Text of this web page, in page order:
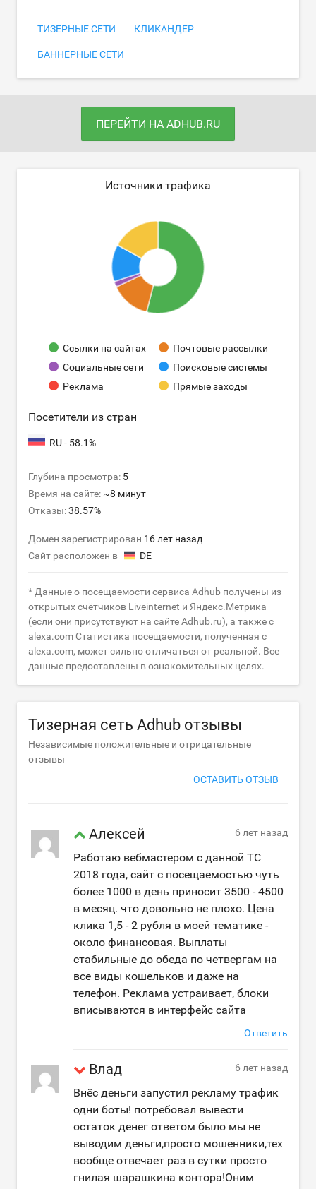
ТИЗЕРНЫЕ СЕТИ КЛИКАНДЕР
БАННЕРНЫЕ СЕТИ
ПЕРЕЙТИ НА ADHUB.RU
Источники трафика
Ссылки на сайтах
Почтовые рассылки
Социальные сети
Поисковые системы
Реклама
Прямые заходы
Посетители из стран
RU - 58.1%
Глубина просмотра: 5
Время на сайте: ~8 минут
Отказы:38.57%
Домен зарегистрирован 16 лет назад
Сайт расположен в
DE
* Данные о посещаемости сервиса Adhub получены из
открытых счётчиков Liveinternet и Яндекс.Метрика
(если они присутствуют на сайте Adhub.ru), а также с
alexa.com Статистика посещаемости, полученная с
alexa.com, может сильно отличаться от реальной. Все
данные предоставлены в ознакомительных целях.
Тизерная сеть Adhub отзывы
Независимые положительные и отрицательные
отзывы
ОСТАВИТЬ ОТЗЫВ
Алексей 6 лет назад
Работаю вебмастером с данной ТС
2018 года, сайт с посещаемостью чуть
более 1000 в день приносит 3500 - 4500
в месяц. что довольно не плохо. Цена
клика 1,5 - 2 рубля в моей тематике -
около финансовая. Выплаты
стабильные до обеда по четвергам на
все виды кошельков и даже на
телефон. Реклама устраивает, блоки
вписываются в интерфейс сайта
Ответить
Влад 6 лет назад
Внёс деньги запустил рекламу трафик
одни боты! потребовал вывести
остаток денег ответом было мы не
выводим деньги,просто мошенники,тех
вообще отвечает раз в сутки просто
гнилая шарашкина контора!Оним